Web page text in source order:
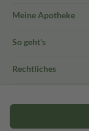
Meine Apotheke
So geht's
Rechtliches